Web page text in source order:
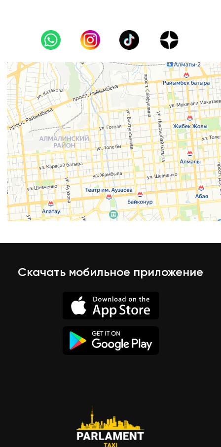
Скачать мобильное приложение